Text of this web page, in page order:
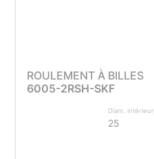
ROULEMENT À BILLES
6005-2RSH-SKF
Diam. intérieur
25